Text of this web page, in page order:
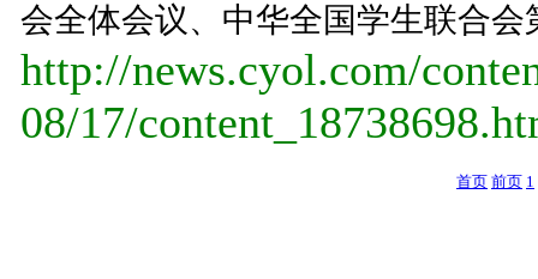
会全体会议、中华全国学生联合会
http://news.cyol.com/
08/17/
首页 前页 1